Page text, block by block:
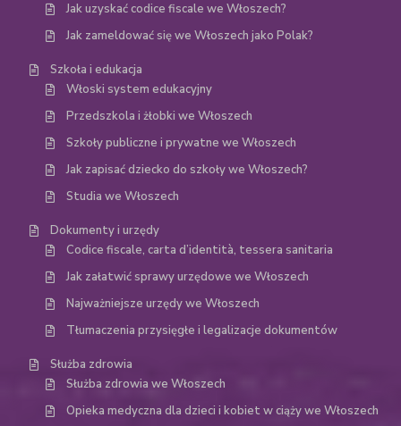
Jak uzyskać codice fiscale we Włoszech?
Jak zameldować się we Włoszech jako Polak?
Szkoła i edukacja
Włoski system edukacyjny
Przedszkola i żłobki we Włoszech
Szkoły publiczne i prywatne we Włoszech
Jak zapisać dziecko do szkoły we Włoszech?
Studia we Włoszech
Dokumenty i urzędy
Codice fiscale, carta d’identità, tessera sanitaria
Jak załatwić sprawy urzędowe we Włoszech
Najważniejsze urzędy we Włoszech
Tłumaczenia przysięgłe i legalizacje dokumentów
Służba zdrowia
Służba zdrowia we Włoszech
Opieka medyczna dla dzieci i kobiet w ciąży we Włoszech